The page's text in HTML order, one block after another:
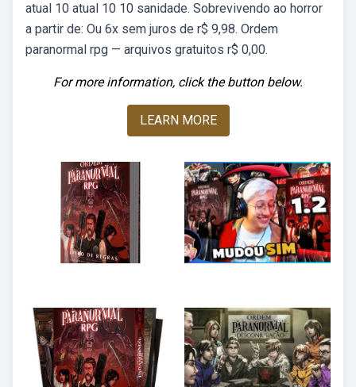
atual 10 atual 10 10 sanidade. Sobrevivendo ao horror
a partir de: Ou 6x sem juros de r$ 9,98. Ordem
paranormal rpg — arquivos gratuitos r$ 0,00.
For more information, click the button below.
LEARN MORE